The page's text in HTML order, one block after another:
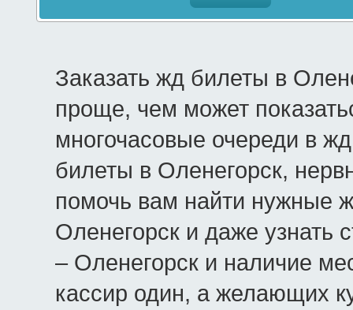
Заказать жд билеты в
проще, чем может
многочасовые очереди в
билеты в Оленегорск,
помочь вам найти нужные
Оленегорск и даже узнать
– Оленегорск и наличие
кассир один, а желающих